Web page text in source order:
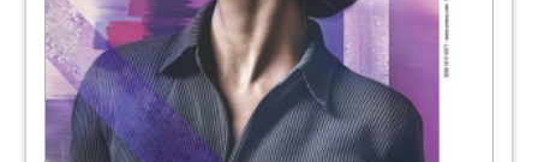
42Isbaner
48Mack